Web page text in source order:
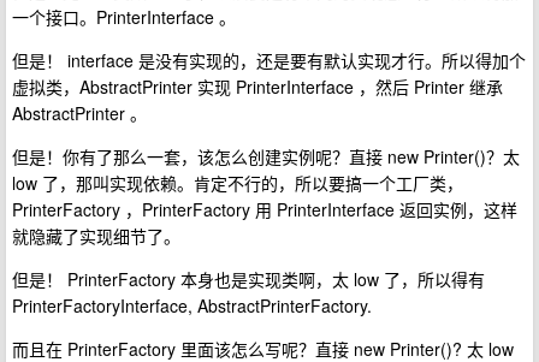
一个接口。PrinterInterface 。
但是！ interface 是没有实现的，还是要有默认实现才行。所以得加个
虚拟类，AbstractPrinter 实现 PrinterInterface ，然后 Printer 继承
AbstractPrinter 。
但是！你有了那么一套，该怎么创建实例呢？直接 new Printer()？太
low 了，那叫实现依赖。肯定不行的，所以要搞一个工厂类，
PrinterFactory ，PrinterFactory 用 PrinterInterface 返回实例，这样
就隐藏了实现细节了。
但是！ PrinterFactory 本身也是实现类啊，太 low 了，所以得有
PrinterFactoryInterface, AbstractPrinterFactory.
而且在 PrinterFactory 里面该怎么写呢？直接 new Printer()? 太 low